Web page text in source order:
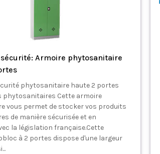
Armoire phytosanitaire
phytosanitaire haute 2 portes
phytosanitaires Cette armoire
vous permet de stocker vos produits
de manière sécurisée et en
la législation française.Cette
à 2 portes dispose d'une largeur